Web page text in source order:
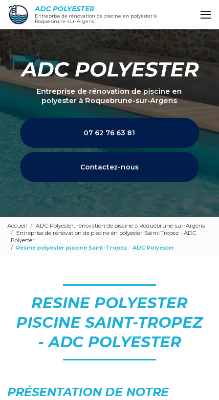
Aller
contenu
principal
ADC POLYESTER
Entreprise de rénovation de piscine en polyester à
Roquebrune-sur-Argens
Entreprise de rénovation de piscine en
polyesterà Roquebrune-sur-Argens
07 62 76 63 81
Contactez-nous
Accueil
ADC Polyester, rénovation de piscine à Roquebrune-sur-Argens
Entreprise de rénovation de piscine en polyester Saint-Tropez - ADC
Polyester
Resine polyester piscine Saint-Tropez - ADC Polyester
RESINE POLYESTER
PISCINE SAINT-TROPEZ
- ADC POLYESTER
PRÉSENTATION DE NOTRE